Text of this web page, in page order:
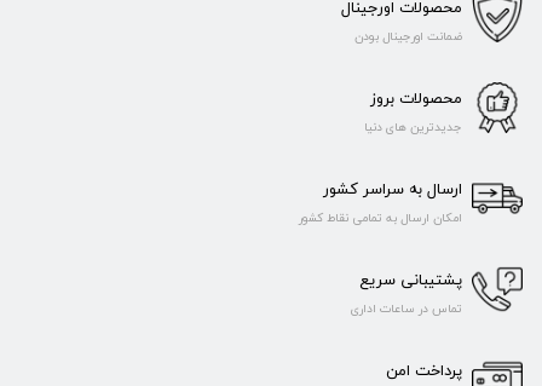
محصولات اورجینال
ضمانت اورجینال بودن
محصولات بروز
جدیدترین های دنیا
ارسال به سراسر کشور
امکان ارسال به تمامی نقاط کشور
پشتیبانی سریع
تماس در ساعات اداری
پرداخت امن